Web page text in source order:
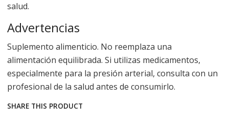
salud.
Advertencias
Suplemento alimenticio. No reemplaza una
alimentación equilibrada. Si utilizas medicamentos,
especialmente para la presión arterial, consulta con un
profesional de la salud antes de consumirlo.
SHARE THIS PRODUCT